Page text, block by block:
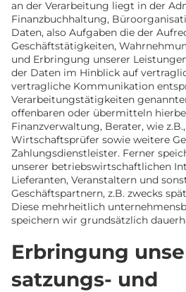
an der Verarbeitung liegt in der
Finanzbuchhaltung,
Daten, also Aufgaben die der
Geschäftstätigkeiten,
und Erbringung unserer
der Daten im Hinblick auf
vertragliche Kommunikation
Verarbeitungstätigkeiten
offenbaren oder übermitteln
Finanzverwaltung, Berater, wie
Wirtschaftsprüfer sowie weitere
Zahlungsdienstleister. Ferner
unserer betriebswirtschaftlichen
Lieferanten, Veranstaltern und
Geschäftspartnern, z.B. zwecks
Diese mehrheitlich
speichern wir grundsätzlich
Erbringung
satzungs- und